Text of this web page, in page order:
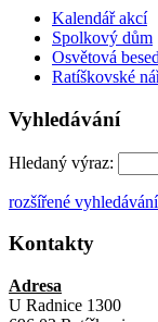
Kalendář akcí
Spolkový dům
Osvětová
Ratíškovské
Vyhledávání
Hledaný výraz:
rozšířené
Kontakty
Adresa
U Radnice 1300